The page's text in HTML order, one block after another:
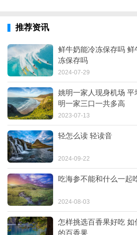
推荐资讯
鲜牛奶能冷冻保存吗 鲜
冻保存吗
2024-07-29
姚明一家人现身机场 平
明一家三口一共多高
2023-07-13
轻怎么读 轻读音
2024-09-22
吃海参不能和什么一起
2024-08-03
怎样挑选百香果好吃 如
的百香果